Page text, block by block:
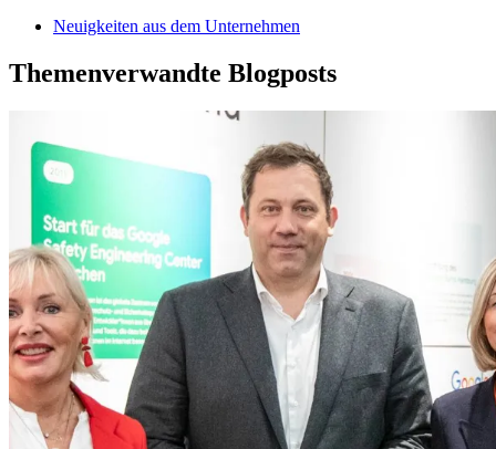
Neuigkeiten aus dem Unternehmen
Themenverwandte Blogposts